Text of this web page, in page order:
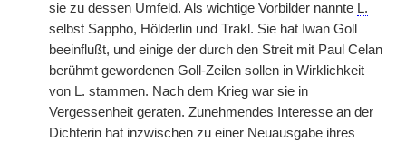
sie zu dessen Umfeld. Als wichtige Vorbilder nannte L.
selbst Sappho, Hölderlin und Trakl. Sie hat Iwan Goll
beeinflußt, und einige der durch den Streit mit Paul Celan
berühmt gewordenen Goll-Zeilen sollen in Wirklichkeit
von L. stammen. Nach dem Krieg war sie in
Vergessenheit geraten. Zunehmendes Interesse an der
Dichterin hat inzwischen zu einer Neuausgabe ihres